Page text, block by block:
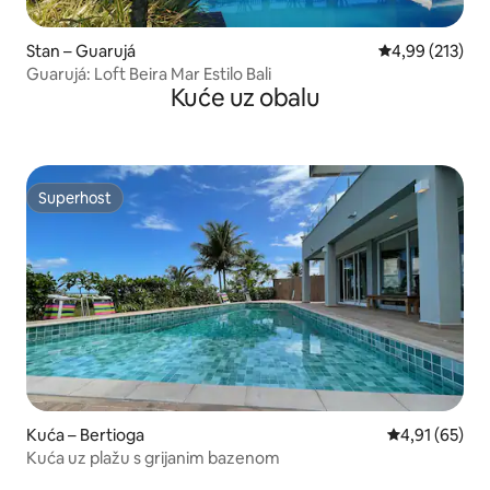
Stan – Guarujá Prosječna
4,99 (213)
Guarujá: Loft Beira Mar Estilo Bali
Kuće uz obalu
Superhost
Superhost
Kuća – Bertioga Prosječna
4,91 (65)
Kuća uz plažu s grijanim bazenom